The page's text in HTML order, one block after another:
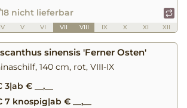
18 nicht lieferbar
IV V VI VII VIII IX X XI XII
sinensis 'Ferner Osten'
140 cm, rot, VIII-IX
3|ab € __,__
7 knospig|ab € __,__